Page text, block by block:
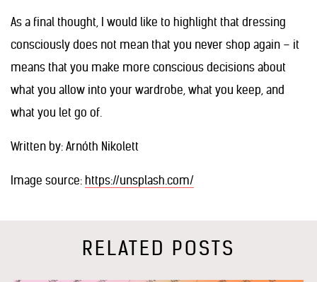
As a final thought, I would like to highlight that dressing
consciously does not mean that you never shop again – it
means that you make more conscious decisions about
what you allow into your wardrobe, what you keep, and
what you let go of.
Written by: Arnóth Nikolett
Image source: https://unsplash.com/
RELATED POSTS